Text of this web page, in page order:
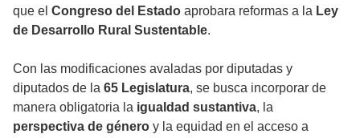
que el Congreso del Estado aprobara reformas a la Ley
de Desarrollo Rural Sustentable.
Con las modificaciones avaladas por diputadas y
diputados de la 65 Legislatura, se busca incorporar de
manera obligatoria la igualdad sustantiva, la
perspectiva de género y la equidad en el acceso a